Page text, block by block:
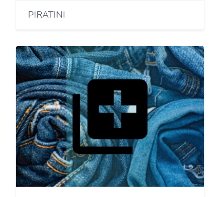
PIRATINI